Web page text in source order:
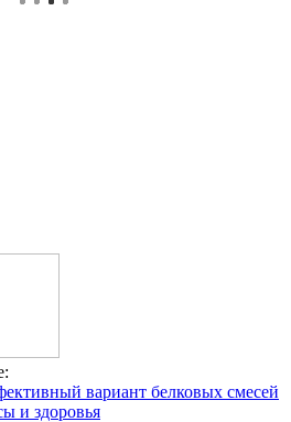
вариант белковых смесей
и здоровья